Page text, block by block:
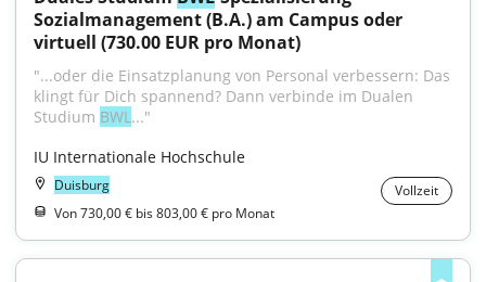
Sozialmanagement (B.A.) am Campus oder
virtuell (730.00 EUR pro Monat)
"...oder die Einsatzplanung von Personal verbessern: Das
klingt für Dich spannend? Dann verbinde im Dualen
Studium BWL..."
IU Internationale Hochschule
Duisburg
Vollzeit
Von 730,00 € bis 803,00 € pro Monat